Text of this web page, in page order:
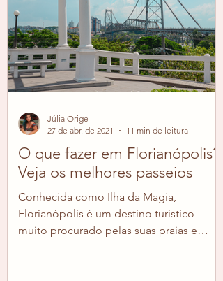
O que fazer em Florianópolis?
Veja os melhores passeios
Conhecida como Ilha da Magia,
Florianópolis é um destino turístico
muito procurado pelas suas praias e
Júlia Orige
27 de abr. de 2021
11 min de leitura